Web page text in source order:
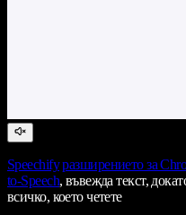
Speechify разширението за
to-Speech, въвежда текст,
всичко, което четете